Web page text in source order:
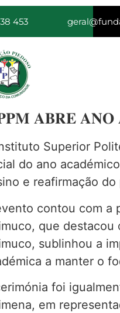
453
𝐀𝐁𝐑𝐄 𝐀𝐍𝐎
Superior
do ano
e reafirmação
contou com a
que
sublinhou a
a manter o
foi
em